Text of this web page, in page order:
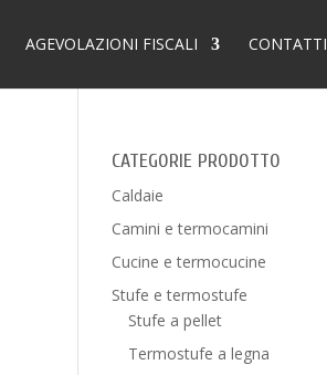
AGEVOLAZIONI FISCALI CONTATTI
CATEGORIE PRODOTTO
Caldaie
Camini e termocamini
Cucine e termocucine
Stufe e termostufe
Stufe a pellet
Termostufe a legna